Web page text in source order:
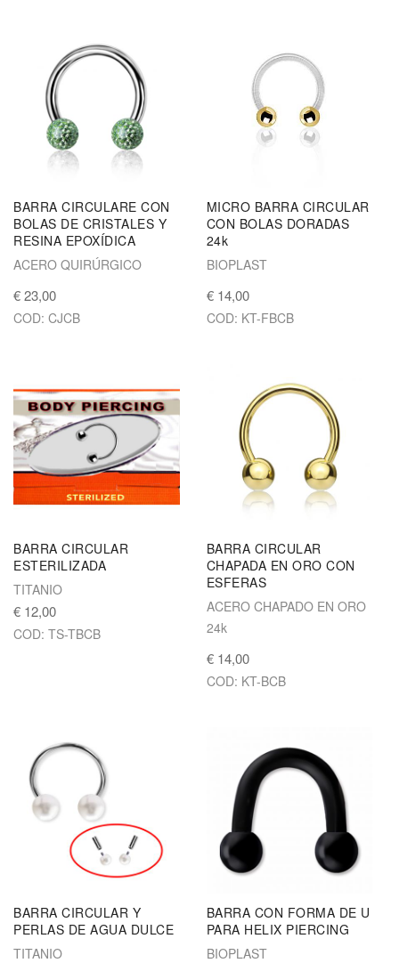
BARRA CIRCULARE CON
BOLAS DE CRISTALES Y
RESINA EPOXÍDICA
ACERO QUIRÚRGICO
€ 23,00
COD: CJCB
MICRO BARRA CIRCULAR
CON BOLAS DORADAS
24k
BIOPLAST
€ 14,00
COD: KT-FBCB
BARRA CIRCULAR
ESTERILIZADA
TITANIO
€ 12,00
COD: TS-TBCB
BARRA CIRCULAR
CHAPADA EN ORO CON
ESFERAS
ACERO CHAPADO EN ORO
24k
€ 14,00
COD: KT-BCB
BARRA CIRCULAR Y
PERLAS DE AGUA DULCE
TITANIO
BARRA CON FORMA DE U
PARA HELIX PIERCING
BIOPLAST